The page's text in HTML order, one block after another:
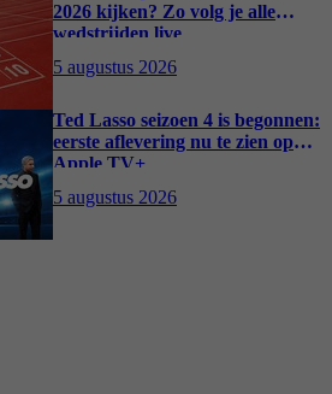
2026 kijken? Zo volg je alle
wedstrijden live
5 augustus 2026
Ted Lasso seizoen 4 is begonnen:
eerste aflevering nu te zien op
Apple TV+
5 augustus 2026